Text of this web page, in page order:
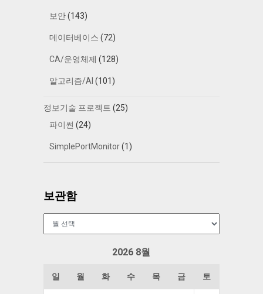
보안(143)
데이터베이스 (72)
CA/운영체제 (128)
알고리즘/AI (101)
정보기술 프로젝트 (25)
파이썬 (24)
SimplePortMonitor(1)
보관함
2026 8월
일 월 화 수 목 금 토